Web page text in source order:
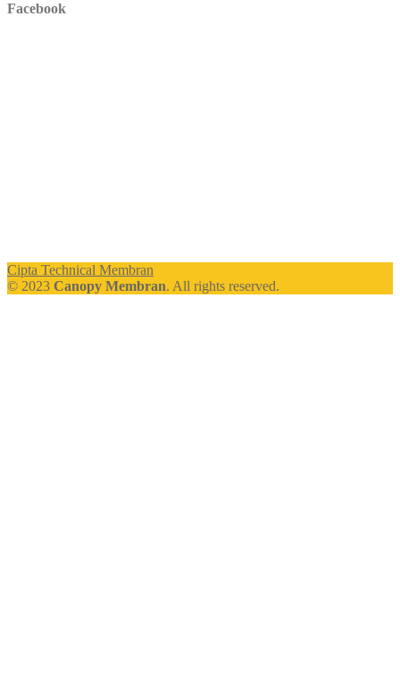
Facebook
Cipta Technical Membran
© 2023 Canopy Membran. All rights reserved.